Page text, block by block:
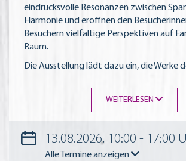
eindrucksvolle Resonanzen zwischen
Harmonie und eröffnen den
Besuchern vielfältige Perspektiven auf
Raum.
Die Ausstellung lädt dazu ein, die Werke
WEITERLESEN
13.08.2026, 10:00 - 17:00
Alle Termine anzeigen